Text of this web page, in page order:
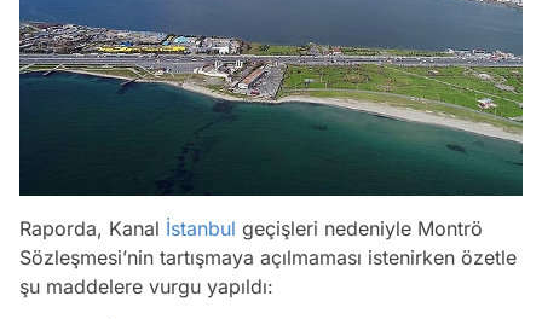
Raporda, Kanal İstanbul geçişleri nedeniyle Montrö
Sözleşmesi’nin tartışmaya açılmaması istenirken özetle
şu maddelere vurgu yapıldı: